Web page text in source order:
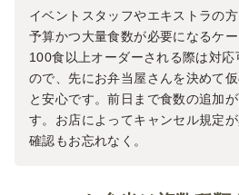
イベントスタッフやエキストラの
予算かつ大量食数が必要になるケー
100食以上オーダーされる際は対応
ので、先にお弁当屋さんを決めて
と安心です。前日まで食数の追加
す。お店によってキャンセル規定
確認もお忘れなく。